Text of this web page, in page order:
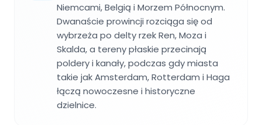
Niemcami, Belgią i Morzem Północnym.
Dwanaście prowincji rozciąga się od
wybrzeża po delty rzek Ren, Moza i
Skalda, a tereny płaskie przecinają
poldery i kanały, podczas gdy miasta
takie jak Amsterdam, Rotterdam i Haga
łączą nowoczesne i historyczne
dzielnice.